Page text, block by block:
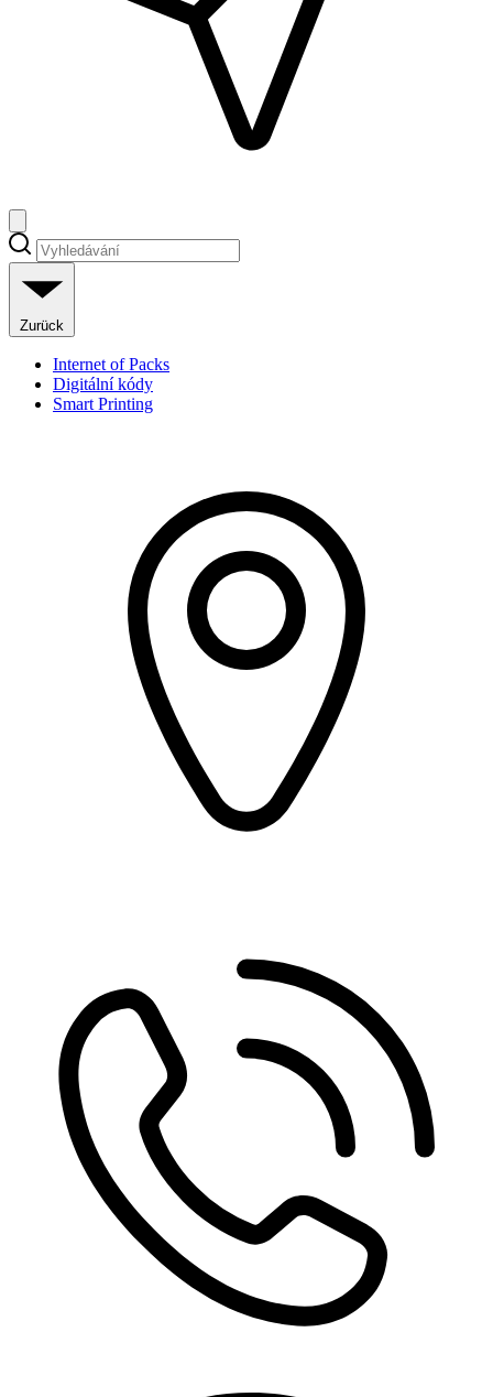
Zurück
Internet of Packs
Digitální kódy
Smart Printing